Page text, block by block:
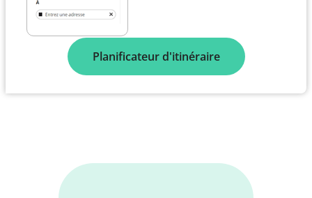
Planificateur d'itinéraire